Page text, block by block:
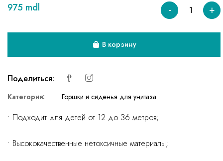
975 mdl
- +
В корзину
Поделиться:
Категория: Горшки и сиденья для унитаза
• Подходит для детей от 12 до 36 метров;
• Высококачественные нетоксичные материалы;